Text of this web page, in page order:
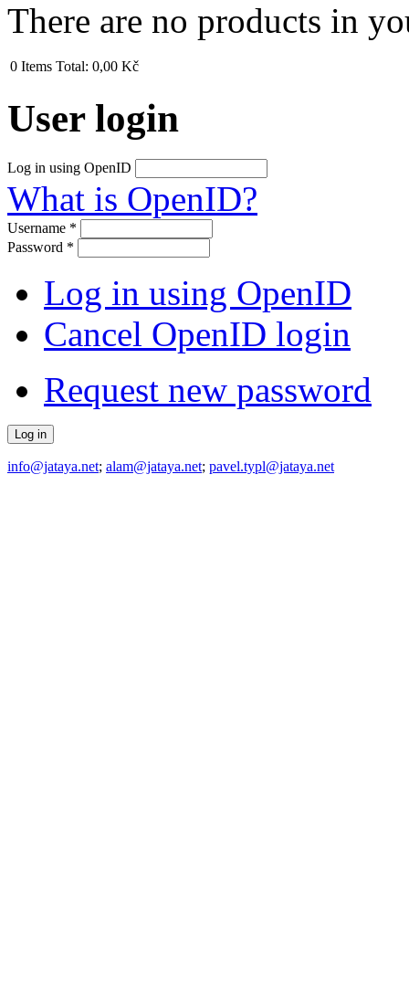
There are no products in
0 Items Total: 0,00 Kč
User login
Log in using OpenID
What is OpenID?
Username *
Password *
Log in using OpenID
Cancel OpenID login
Request new password
info@jataya.net; alam@jataya.net; pavel.typl@jataya.net